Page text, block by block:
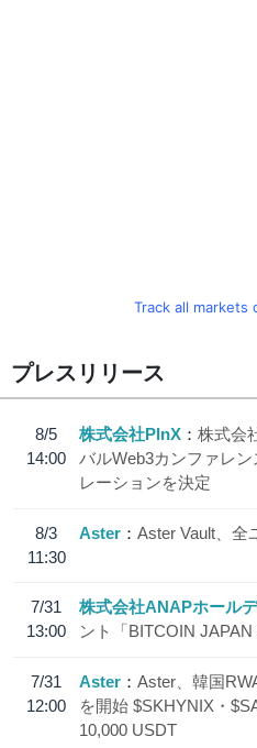
Track all markets
プレスリリース
8/5
14:00
株式会社PlnX
株式会
バルWeb3カンファレ
レーションを決定
8/3
11:30
Aster Aster Vault、全
7/31
13:00
株式会社ANAPホール
ント「BITCOIN
7/31
12:00
Aster
Aster、韓国
を開始 $SKHYNIX・
10,000 USDT